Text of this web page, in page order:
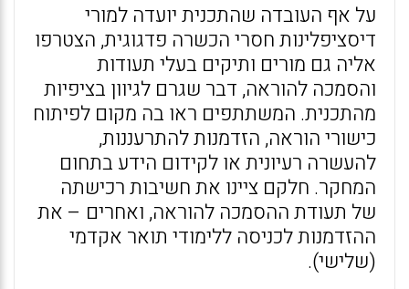
על אף העובדה שהתכנית יועדה למורי
דיסציפלינות חסרי הכשרה פדגוגית, הצטרפו
אליה גם מורים ותיקים בעלי תעודות
והסמכה להוראה, דבר שגרם לגיוון בציפיות
מהתכנית. המשתתפים ראו בה מקום לפיתוח
כישורי הוראה, הזדמנות להתרעננות,
להעשרה רעיונית או לקידום הידע בתחום
המחקר. חלקם ציינו את חשיבות רכישתה
של תעודת ההסמכה להוראה, ואחרים – את
ההזדמנות לכניסה ללימודי תואר אקדמי
(שלישי).